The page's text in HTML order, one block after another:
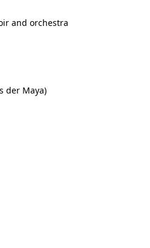
and orchestra
der Maya)